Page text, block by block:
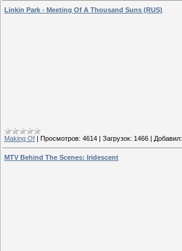
Linkin Park - Meeting Of A Thousand Suns (RUS)
Making Of Просмотров: 4614 Загрузок: 1466 Добавил:
MTV Behind The Scenes: Iridescent